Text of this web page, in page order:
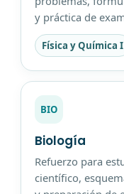
y práctica de
Física y Química I
BIO
Biología
Refuerzo para
científico,